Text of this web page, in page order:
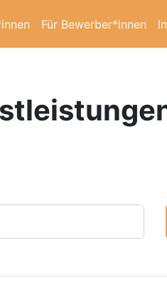
Für Bewerber*innen